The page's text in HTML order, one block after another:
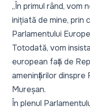
„În primul rând, vom
inițiată de mine, prin
Parlamentului
Totodată, vom
european față de
amenințărilor dinspre
Mureșan.
În plenul